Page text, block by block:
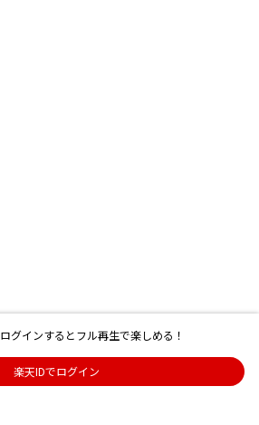
ログインするとフル再生で楽しめる！
楽天IDでログイン